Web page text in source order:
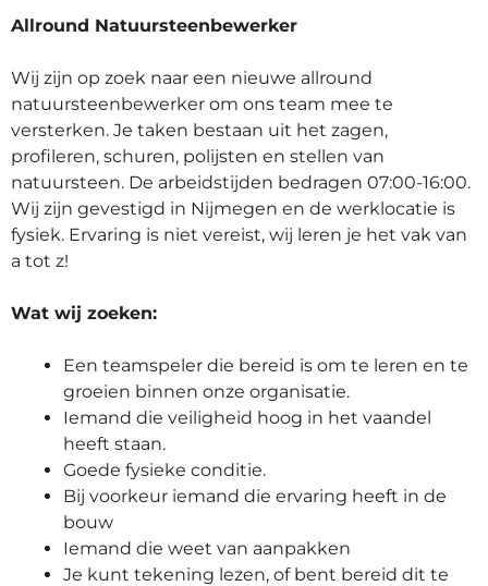
Allround Natuursteenbewerker
Wij zijn op zoek naar een nieuwe allround
natuursteenbewerker om ons team mee te
versterken. Je taken bestaan uit het zagen,
profileren, schuren, polijsten en stellen van
natuursteen. De arbeidstijden bedragen 07:00-16:00.
Wij zijn gevestigd in Nijmegen en de werklocatie is
fysiek. Ervaring is niet vereist, wij leren je het vak van
a tot z!
Wat wij zoeken:
Een teamspeler die bereid is om te leren en te
groeien binnen onze organisatie.
Iemand die veiligheid hoog in het vaandel
heeft staan.
Goede fysieke conditie.
Bij voorkeur iemand die ervaring heeft in de
bouw
Iemand die weet van aanpakken
Je kunt tekening lezen, of bent bereid dit te